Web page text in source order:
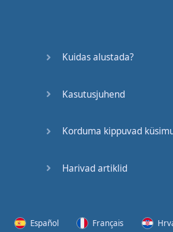
Kuidas alustada?
Kasutusjuhend
Korduma kippuvad
Harivad artiklid
Español Français